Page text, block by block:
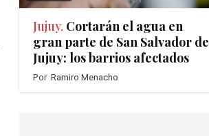
Jujuy. Cortarán el agua en
gran parte de San Salvador de
Jujuy: los barrios afectados
Por Ramiro Menacho